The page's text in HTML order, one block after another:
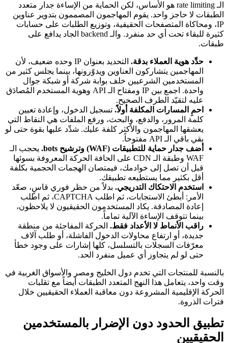
الـ rate limiting هو الأساس، لكن الحماية من الإساءة جدار متعدد
الطبقات لا حاجز واحد. يقوم المهاجمون المصممون بتدوير عناوين
IP، ومحاكاة المتصفحات الحقيقية، وتوزيع الطلبات على حسابات
كثيرة للبقاء تحت أي حد منفرد. والـ backend الجاد يدافع على
طبقات.
حدِّد هوية العملاء بدقة.
التحديد بعنوان IP وحده ضعيف، لأن
المهاجمين يتشاركون العناوين ويدوّرونها، بينما يجلس كثير من
المستخدمين الشرعيين خلف بوابة شركة أو شبكة جوال
واحدة. اجمع بين IP ومفتاح الـ API وهوية المستخدم المُصادَق
عليه لتقيّد الطرف الصحيح.
احمِ المسارات المكلفة أولاً. تسجيل الدخول، وإعادة تعيين
كلمة المرور، والدفع، والبحث، ورفع الملفات هي النقاط التي
يعشقها المهاجمون والأكثر كلفة عليك. شدِّد عليها بقوة حتى لو
بقي باقي الـ API مفتوحاً.
أضف جدار حماية للتطبيقات (WAF) وترشيح bots.
يحجب الـ
WAF وطبقة الـ CDN على الحافة الحركة المعروفة بسوئها
قبل أن تصل إلى خوادمك، فيمتصان الهجمات الحجمية بكلفة
أقل بكثير مما يستطيعه تطبيقك.
استخدم الاحتكاك التدريجي. بدلاً من حظر فوري قاسٍ، صعّد
الأمر: أبطئ الاستجابات، ثم اطلب CAPTCHA، ثم اطلب
إعادة المصادقة. يكاد المستخدمون الحقيقيون لا يلاحظون،
بينما تتوقف الإساءة الآلية تماماً.
راقب الأنماط لا الأعداد فقط. الحركة المفاجئة من منطقة
جديدة، أو ارتفاع محاولات الدخول الفاشلة، أو طلب آلاف
معرّفات السجلات بالتسلسل، كلها إشارات على وجود خطأ
حتى لو لم يتجاوز أي عميل منفرد الحد.
بالنسبة للمنتجات التي تخدم دول الخليج ومصر والأسواق الغربية في
وقت واحد، يتعامل هذا النهج المتعدد الطبقات أيضاً مع تقلبات
الحركة الإقليمية المشروعة دون معاقبة العملاء الحقيقيين خلال
فترات الذروة.
تطبيق الحدود دون الإضرار بالمستخدمين
الحقيقيين